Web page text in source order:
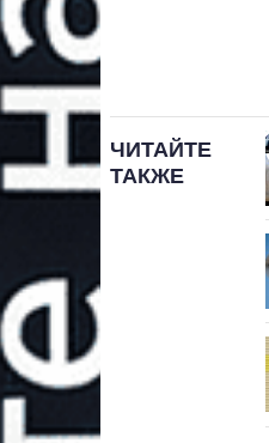
ЧИТАЙТЕ
ТАКЖЕ